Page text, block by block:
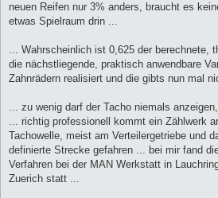
r
a
neuen Reifen nur 3% anders, braucht es
etwas Spielraum drin ...
... Wahrscheinlich ist 0,625 der berechnete,
die nächstliegende, praktisch anwendbare
Zahnrädern realisiert und die gibts nun mal
... zu wenig darf der Tacho niemals
... richtig professionell kommt ein Zählwerk
Tachowelle, meist am Verteilergetriebe und
definierte Strecke gefahren ... bei mir fand
Verfahren bei der MAN Werkstatt in
Zuerich statt ...